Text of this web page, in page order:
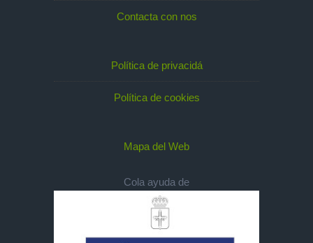
Contacta con nos
Política de privacidá
Política de cookies
Mapa del Web
Cola ayuda de